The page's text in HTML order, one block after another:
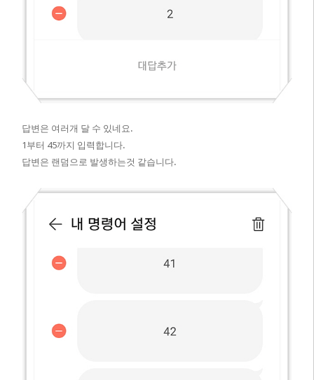
답변은 여러개 달 수 있네요.
1부터 45까지 입력합니다.​
답변은 랜덤으로 발생하는것 같습니다.